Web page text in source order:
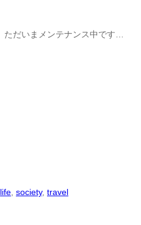
ただいまメンテナンス中です…
life, society, travel